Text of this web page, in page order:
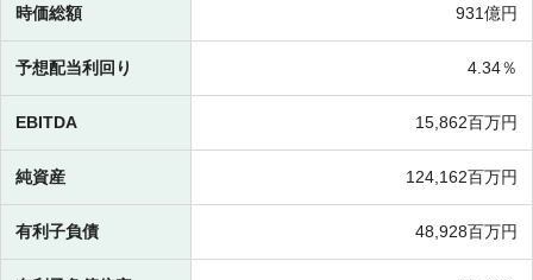
時価総額 931億円
予想配当利回り 4.34％
EBITDA 15,862百万円
純資産 124,162百万円
有利子負債 48,928百万円